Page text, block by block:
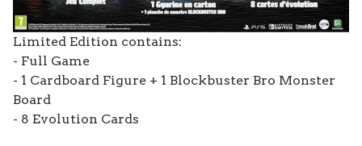
Limited Edition contains:
- Full Game
- 1 Cardboard Figure + 1 Blockbuster Bro Monster
Board
- 8 Evolution Cards